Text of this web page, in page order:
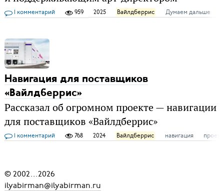
1 комментарий 959 2025 Вайлдберрис Думаем дальше
Навигация для поставщиков
«Вайлдберрис»
Рассказал об огромном проекте — навигации
для поставщиков «Вайлдберрис»
1 комментарий 768 2024 Вайлдберрис навигация
© 2002...2026
ilyabirman@ilyabirman.ru